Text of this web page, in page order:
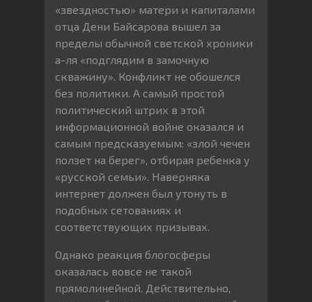
«звездностью» матери и капиталами
отца Дени Байсарова вышел за
пределы обычной светской хроники
а-ля «подглядим в замочную
скважину». Конфликт не обошелся
без политики. А самый простой
политический штрих в этой
информационной войне оказался и
самым предсказуемым: «злой чечен
ползет на берег», отбирая ребенка у
«русской семьи». Наверняка
интернет должен был утонуть в
подобных сетованиях и
соответствующих призывах.
Однако реакция блогосферы
оказалась вовсе не такой
прямолинейной. Действительно,